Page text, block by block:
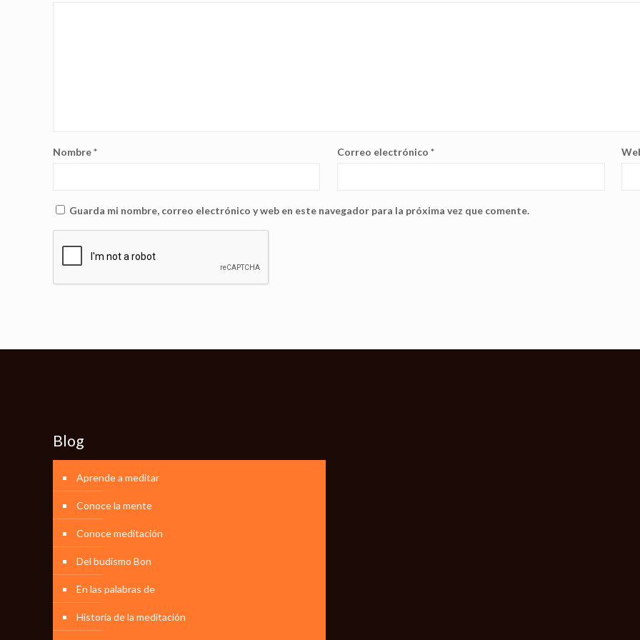
Nombre* Correo electrónico*
Guarda mi nombre, correo electrónico y web en este navegador para la próxima vez que comente.
Blog
Aprende a meditar
Conoce la mente
Conoce meditación
Del budismo Bon
En las palabras de
Historia de la meditación